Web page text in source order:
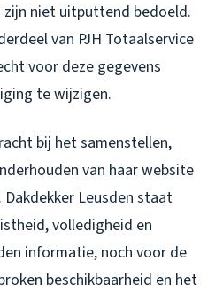
niet uitputtend bedoeld.
van PJH Totaalservice
voor deze gegevens
te wijzigen.
bij het samenstellen,
van haar website
Leusden staat
volledigheid en
informatie, noch voor de
beschikbaarheid en het